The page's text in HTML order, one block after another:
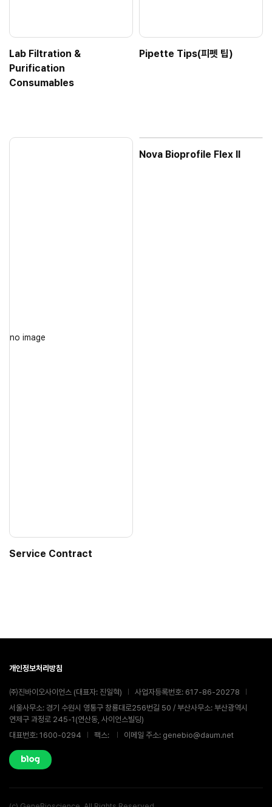
Lab Filtration &
Purification
Consumables
Pipette Tips(피펫 팁)
no image
Service Contract
Nova Bioprofile Flex II
개인정보처리방침
㈜진바이오사이언스 (대표자: 진일혁)
사업자등록번호: 617-86-20278
서울사무소: 경기 수원시 영통구 창룡대로256번길 50 / 부산사무소: 부산광역시
연제구 과정로 245-1(연산동, 사이언스빌딩)
대표번호: 1600-0294
팩스: 이메일 주소: genebio@daum.net